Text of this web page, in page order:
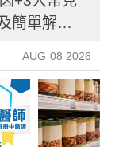
簡單解決
AUG 08 2026